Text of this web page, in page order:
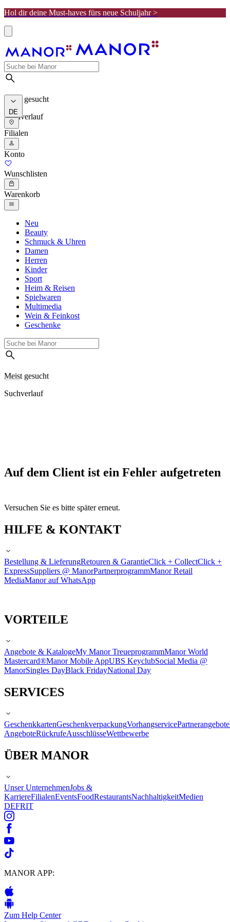
Hol dir deine Must-haves fürs neue Schuljahr >
Meist gesucht
Suchverlauf
DE
Filialen
Konto
Wunschlisten
Warenkorb
Neu
Beauty
Schmuck & Uhren
Damen
Herren
Kinder
Sport
Heim & Reisen
Spielwaren
Multimedia
Wein & Feinkost
Geschenke
Meist gesucht
Suchverlauf
Auf dem Client ist ein Fehler aufgetreten
Versuchen Sie es bitte später erneut.
HILFE & KONTAKT
Bestellung & LieferungRetouren & GarantieClick + CollectClick +
ExpressSuppliers @ ManorPartnerprogrammManor Retail
MediaManor auf WhatsApp
VORTEILE
Angebote & KatalogeMy Manor TreueprogrammManor World
Mastercard®Manor Mobile AppUBS KeyclubSocial Media @
ManorSingles DayBlack FridayNational Day
SERVICES
GeschenkkartenGeschenkverpackungVorhangservicePartnerangebote
AngeboteRückrufeAusschlüsseWettbewerbe
ÜBER MANOR
Unser UnternehmenJobs &
KarriereFilialenEventsFoodRestaurantsNachhaltigkeitMedien
DEFRIT
MANOR APP:
Zum Help Center